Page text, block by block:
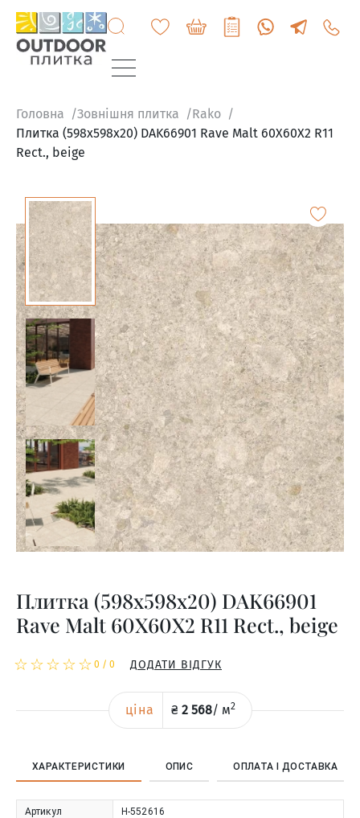
Головна
Зовнішня плитка
Rako
Плитка (598x598x20) DAK66901 Rave Malt 60X60X2 R11
Rect., beige
Плитка (598x598x20) DAK66901
Rave Malt 60X60X2 R11 Rect., beige
☆
★☆
★☆
★☆
★☆
★ 0 / 0 ДОДАТИ ВІДГУК
ціна ₴ 2 568/ м2
ХАРАКТЕРИСТИКИ ОПИС ОПЛАТА І ДОСТАВКА
Артикул Н-552616